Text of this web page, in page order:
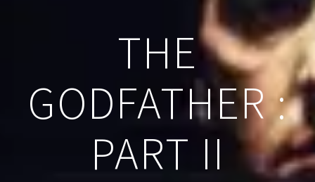
THE
GODFATHER :
PART II